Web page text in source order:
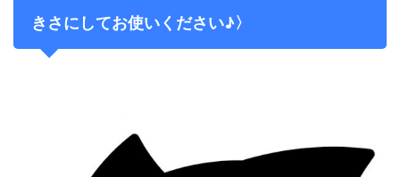
きさにしてお使いください♪〉